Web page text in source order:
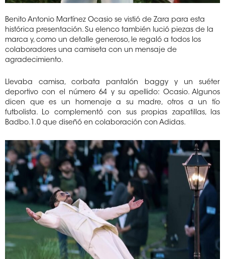
Benito Antonio Martínez Ocasio se vistió de Zara para esta
histórica presentación. Su elenco también lució piezas de la
marca y, como un detalle generoso, le regaló a todos los
colaboradores una camiseta con un mensaje de
agradecimiento.
Llevaba camisa, corbata pantalón baggy y un suéter
deportivo con el número 64 y su apellido: Ocasio. Algunos
dicen que es un homenaje a su madre, otros a un tío
futbolista. Lo complementó con sus propias zapatillas, las
Badbo.1.0 que diseñó en colaboración con Adidas.